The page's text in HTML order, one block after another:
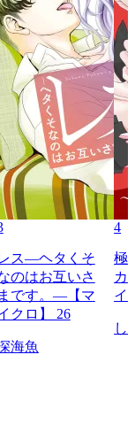
ス―ヘタくそ
のはお互いさ
まです。―【マ
クロ】 26
海魚
4
極
カ
イ
し